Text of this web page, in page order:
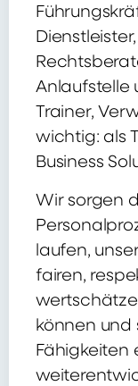
Anlaufstelle
Trainer,
wichtig: als
Business
Wir sorgen
laufen,
fairen,
können und
Fähigkeiten